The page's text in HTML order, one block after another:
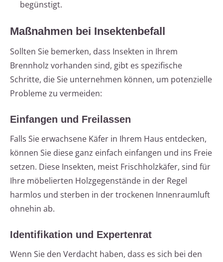
begünstigt.
Maßnahmen bei Insektenbefall
Sollten Sie bemerken, dass Insekten in Ihrem
Brennholz vorhanden sind, gibt es spezifische
Schritte, die Sie unternehmen können, um potenzielle
Probleme zu vermeiden:
Einfangen und Freilassen
Falls Sie erwachsene Käfer in Ihrem Haus entdecken,
können Sie diese ganz einfach einfangen und ins Freie
setzen. Diese Insekten, meist Frischholzkäfer, sind für
Ihre möbelierten Holzgegenstände in der Regel
harmlos und sterben in der trockenen Innenraumluft
ohnehin ab.
Identifikation und Expertenrat
Wenn Sie den Verdacht haben, dass es sich bei den